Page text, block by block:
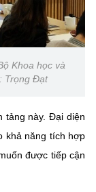
Khoa học và
Trọng Đạt
tảng này. Đại diện
khả năng tích hợp
được tiếp cận